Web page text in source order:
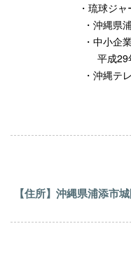
・琉球ジ
・沖縄県
・中小企
平成29
・沖縄テ
【住所】沖縄県浦添市